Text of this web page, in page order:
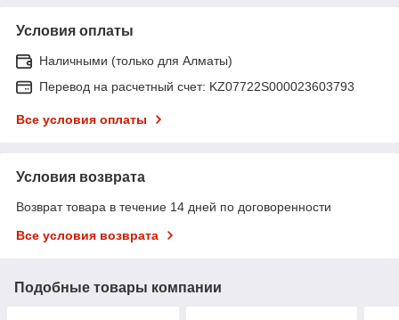
Условия оплаты
Наличными (только для Алматы)
Перевод на расчетный счет: KZ07722S000023603793
Все условия оплаты
Условия возврата
Возврат товара в течение 14 дней по договоренности
Все условия возврата
Подобные товары компании